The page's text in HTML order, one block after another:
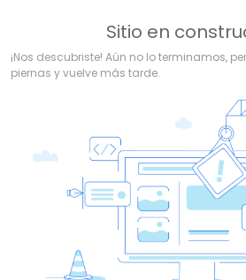
Sitio en
¡Nos descubriste! Aún no lo terminamos,
piernas y vuelve más tarde.